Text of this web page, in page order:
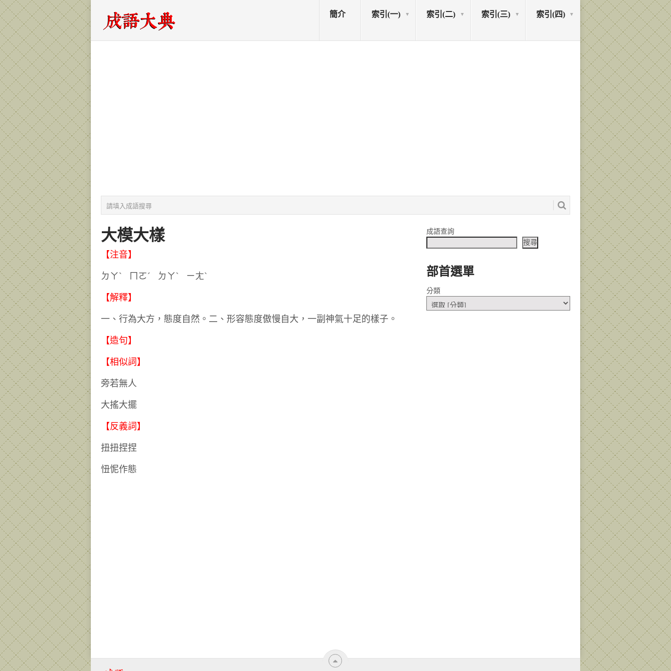
簡介 索引(一) 索引(二) 索引(三) 索引(四)
大模大樣
【注音】
ㄉㄚˋ ㄇㄛˊ ㄉㄚˋ ㄧㄤˋ
【解釋】
一、行為大方，態度自然。二、形容態度傲慢自大，一副神氣十足的樣子。
【造句】
【相似詞】
旁若無人
大搖大擺
【反義詞】
扭扭捏捏
忸怩作態
成語查詢
搜尋
部首選單
分類